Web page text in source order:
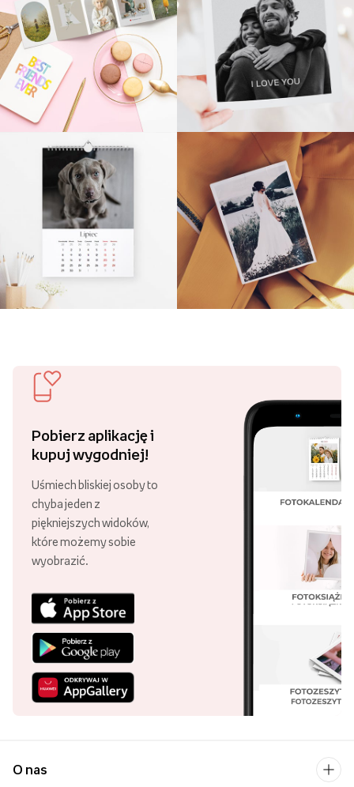
Pobierz aplikację i
kupuj wygodniej!
Uśmiech bliskiej osoby to
chyba jeden z
piękniejszych widoków,
które możemy sobie
wyobrazić.
O nas